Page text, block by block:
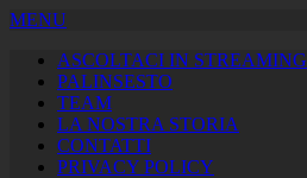
MENU
ASCOLTACI IN STREAMING
PALINSESTO
TEAM
LA NOSTRA STORIA
CONTATTI
PRIVACY POLICY